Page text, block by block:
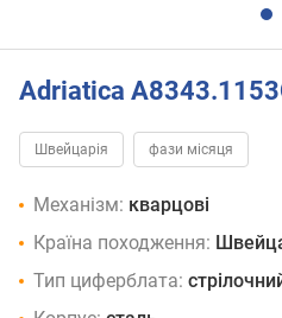
Adriatica
Швейцарія фази місяця
Механізм: кварцові
Країна походження:
Тип циферблата: